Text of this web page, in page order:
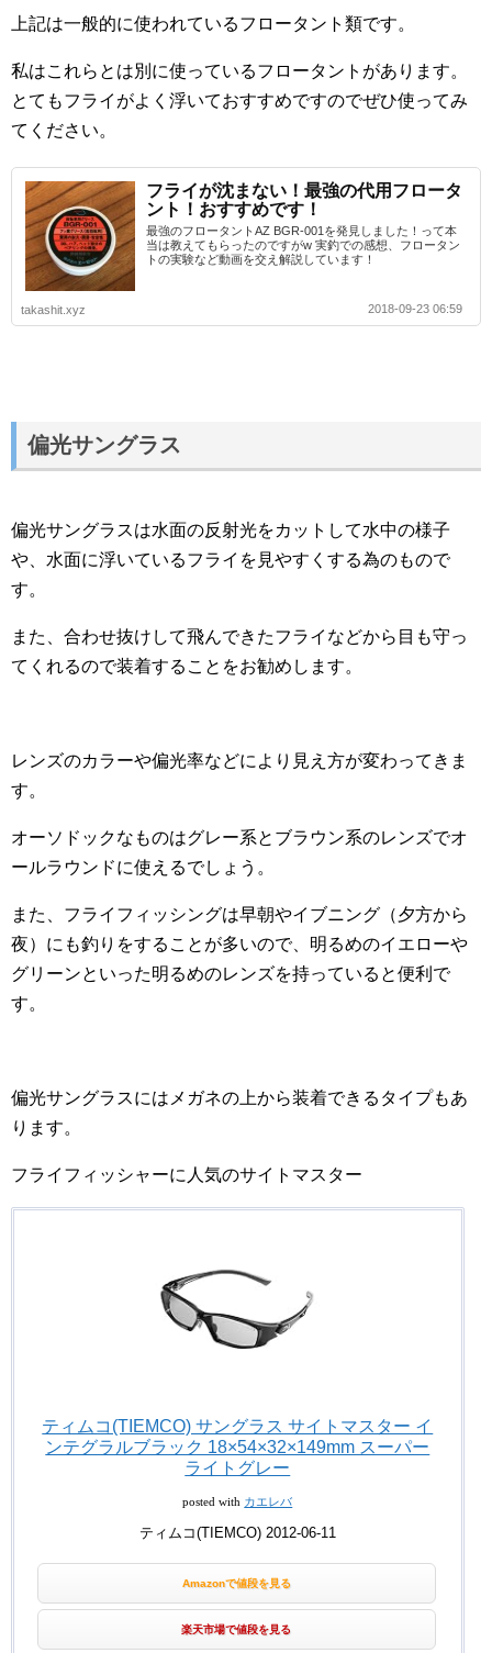
上記は一般的に使われているフロータント類です。
私はこれらとは別に使っているフロータントがあります。
とてもフライがよく浮いておすすめですのでぜひ使ってみ
てください。
フライが沈まない！最強の代用フロータ
ント！おすすめです！
最強のフロータントAZ BGR-001を発見しました！って本
当は教えてもらったのですがw 実釣での感想、フロータン
トの実験など動画を交え解説しています！
takashit.xyz 2018-09-23 06:59
偏光サングラス
偏光サングラスは水面の反射光をカットして水中の様子
や、水面に浮いているフライを見やすくする為のもので
す。
また、合わせ抜けして飛んできたフライなどから目も守っ
てくれるので装着することをお勧めします。
レンズのカラーや偏光率などにより見え方が変わってきま
す。
オーソドックなものはグレー系とブラウン系のレンズでオ
ールラウンドに使えるでしょう。
また、フライフィッシングは早朝やイブニング（夕方から
夜）にも釣りをすることが多いので、明るめのイエローや
グリーンといった明るめのレンズを持っていると便利で
す。
偏光サングラスにはメガネの上から装着できるタイプもあ
ります。
フライフィッシャーに人気のサイトマスター
ティムコ(TIEMCO) サングラス サイトマスター イ
ンテグラルブラック 18×54×32×149mm スーパー
ライトグレー
posted with カエレバ
ティムコ(TIEMCO) 2012-06-11
Amazonで値段を見る
楽天市場で値段を見る